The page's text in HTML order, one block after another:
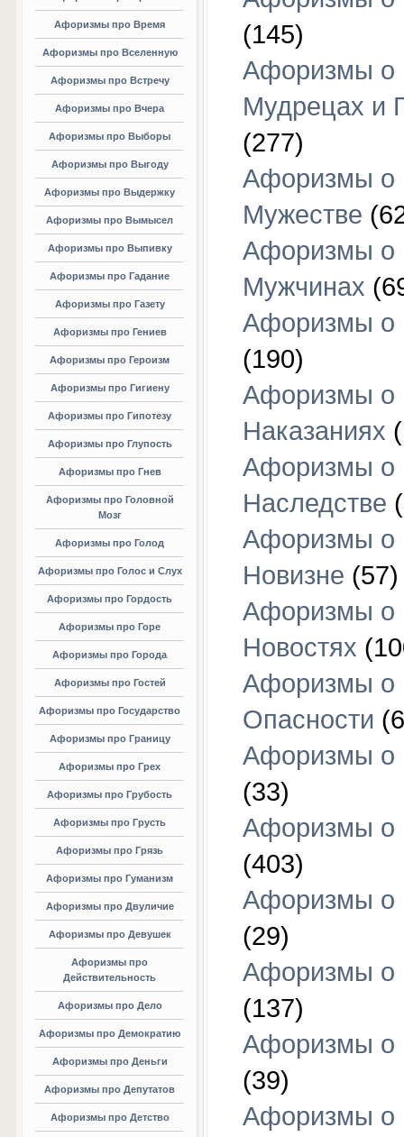
Афоризмы про Время
Афоризмы про Вселенную
Афоризмы про Встречу
Афоризмы про Вчера
Афоризмы про Выборы
Афоризмы про Выгоду
Афоризмы про Выдержку
Афоризмы про Вымысел
Афоризмы про Выпивку
Афоризмы про Гадание
Афоризмы про Газету
Афоризмы про Гениев
Афоризмы про Героизм
Афоризмы про Гигиену
Афоризмы про Гипотезу
Афоризмы про Глупость
Афоризмы про Гнев
Афоризмы про Головной
Мозг
Афоризмы про Голод
Афоризмы про Голос и Слух
Афоризмы про Гордость
Афоризмы про Горе
Афоризмы про Города
Афоризмы про Гостей
Афоризмы про Государство
Афоризмы про Границу
Афоризмы про Грех
Афоризмы про Грубость
Афоризмы про Грусть
Афоризмы про Грязь
Афоризмы про Гуманизм
Афоризмы про Двуличие
Афоризмы про Девушек
Афоризмы про
Действительность
Афоризмы про Дело
Афоризмы про Демократию
Афоризмы про Деньги
Афоризмы про Депутатов
Афоризмы про Детство
(145)
Афоризмы о
Мудрецах и
(277)
Афоризмы о
Мужестве
Афоризмы о
Мужчинах
Афоризмы о
(190)
Афоризмы о
Наказаниях
Афоризмы о
Наследстве
Афоризмы о
Новизне (57)
Афоризмы о
Новостях
Афоризмы о
Опасности
Афоризмы о
(33)
Афоризмы
(403)
Афоризмы о
(29)
Афоризмы о
(137)
Афоризмы о
(39)
Афоризмы о